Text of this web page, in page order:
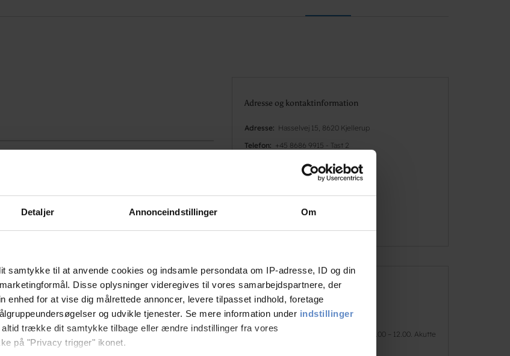
Detaljer Annonceindstillinger Om
samtykke til at anvende cookies og indsamle persondata om IP-adresse, ID og din
Disse oplysninger videregives til vores samarbejdspartnere, der
enhed for at vise dig målrettede annoncer, levere tilpasset indhold, foretage
og udvikle tjenester. Se mere information under indstillinger
trække dit samtykke tilbage eller ændre indstillinger fra vores
på "Privacy trigger" ikonet.
Afmærkede vandreruter
Fiskeri
Adresse og kontaktinformation
Adresse
Hasselvej 15, 8620 Kjellerup
Telefon
+45 8686 9915 - Tast 2
Maj Ballegaard
danhostel@arenamidt.dk
Besøg hjemmesiden
Åbningstider
01/01 - 31/12 (Selvbetjening)
01/01 - 09/12 (Booking i hverdage: kl. 10.00 – 12.00. Akutte